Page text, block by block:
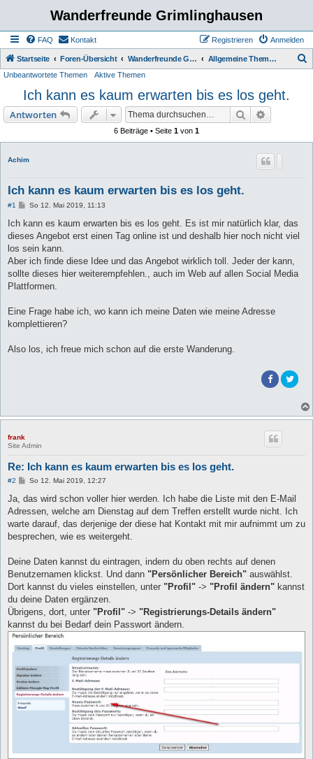
Wanderfreunde Grimlinghausen
FAQ Kontakt Anmelden
Registrieren
Startseite Foren-Übersicht Wanderfreunde Grimmlinghausen Allgemeine Themen / Diskussionen
Unbeantwortete Themen Aktive Themen
Ich kann es kaum erwarten bis es los geht.
Antworten Suche
6 Beiträge • Seite 1 von 1
Achim
Ich kann es kaum erwarten bis es los geht.
#1
B
i
r
a
So 12. Mai 2019, 11:13
Ich kann es kaum erwarten bis es los geht. Es ist mir natürlich klar, das
dieses Angebot erst einen Tag online ist und deshalb hier noch nicht viel
los sein kann.
Aber ich finde diese Idee und das Angebot wirklich toll. Jeder der kann,
sollte dieses hier weiterempfehlen., auch im Web auf allen Social Media
Plattformen.
Eine Frage habe ich, wo kann ich meine Daten wie meine Adresse
komplettieren?
Also los, ich freue mich schon auf die erste Wanderung.
frank
Site Admin
Re: Ich kann es kaum erwarten bis es los geht.
#2
B
i
r
a
So 12. Mai 2019, 12:27
Ja, das wird schon voller hier werden. Ich habe die Liste mit den E-Mail
Adressen, welche am Dienstag auf dem Treffen erstellt wurde nicht. Ich
warte darauf, das derjenige der diese hat Kontakt mit mir aufnimmt um zu
besprechen, wie es weitergeht.
Deine Daten kannst du eintragen, indem du oben rechts auf denen
Benutzernamen klickst. Und dann "Persönlicher Bereich" auswählst.
Dort kannst du vieles einstellen, unter "Profil" -> "Profil ändern" kannst
du deine Daten ergänzen.
Übrigens, dort, unter "Profil" -> "Registrierungs-Details ändern"
kannst du bei Bedarf dein Passwort ändern.